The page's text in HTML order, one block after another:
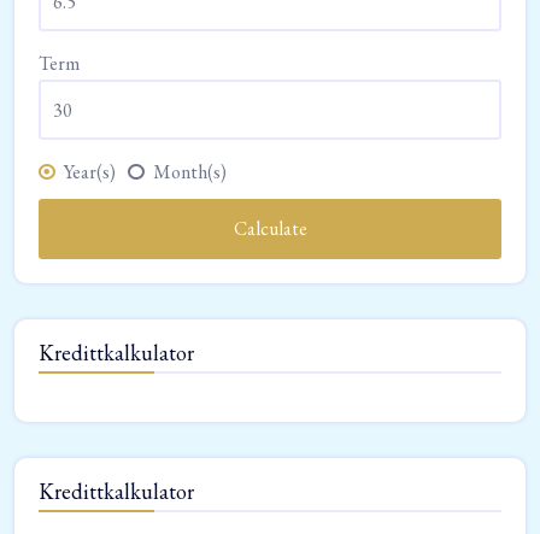
Term
Year(s) Month(s)
Calculate
Kredittkalkulator
Kredittkalkulator